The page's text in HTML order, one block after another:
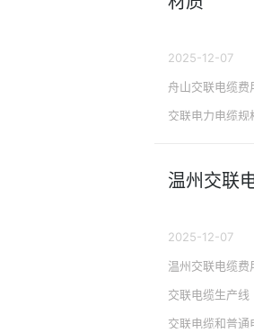
2025-12-07
舟山交联电缆费
交联电力电缆规
交联电缆生产工
温州交联
2025-12-07
温州交联电缆费
交联电缆生产线
交联电缆和普通